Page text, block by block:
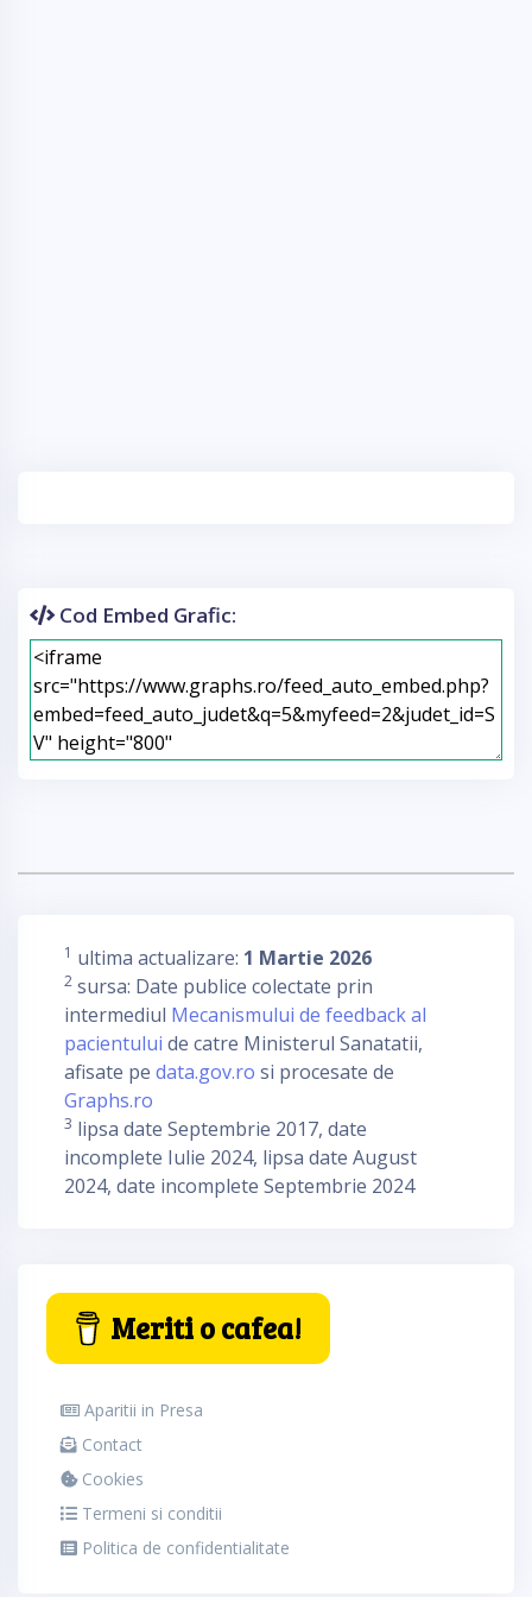
Cod Embed Grafic:
1 ultima actualizare: 1 Martie 2026
2 sursa: Date publice colectate prin
intermediul Mecanismului de feedback al
pacientului de catre Ministerul Sanatatii,
afisate pe data.gov.ro si procesate de
Graphs.ro
3 lipsa date Septembrie 2017, date
incomplete Iulie 2024, lipsa date August
2024, date incomplete Septembrie 2024
Meriti o cafea!
Aparitii in Presa
Contact
Cookies
Termeni si conditii
Politica de confidentialitate